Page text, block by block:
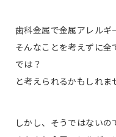
歯科金属で金属アレルギ
そんなことを考えずに
では？
と考えられるかもしれま
しかし、そうではないの